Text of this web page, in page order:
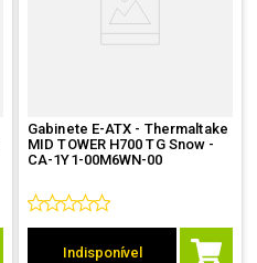
Gabinete E-ATX - Thermaltake
MID TOWER H700 TG Snow -
CA-1Y1-00M6WN-00
Indisponível